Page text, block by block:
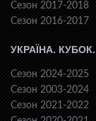
Сезон 2017-2018
Сезон 2016-2017
УКРАЇНА.
Сезон 2024-2025
Сезон 2003-2024
Сезон 2021-2022